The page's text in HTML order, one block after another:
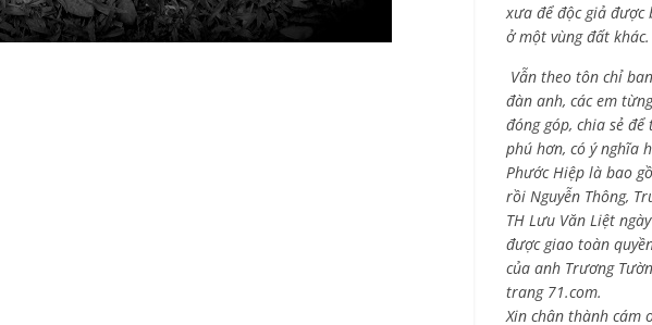
xưa để độc giả
ở một vùng đất khác.
Vẫn theo tôn chỉ
đàn anh, các em
đóng góp, chia sẻ
phú hơn, có ý nghĩa
Phước Hiệp là bao
rồi Nguyễn Thông,
TH Lưu Văn Liệt
được giao toàn
của anh Trương
trang 71.com.
Xin chân thành cám